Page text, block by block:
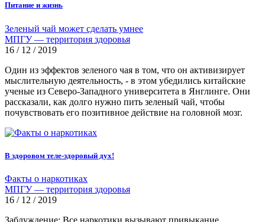
Питание и жизнь
Зеленый чай может сделать умнее
МПГУ — территория здоровья
16 / 12 / 2019
Один из эффектов зеленого чая в том, что он активизирует
мыслительную деятельность, - в этом убедились китайские
ученые из Северо-Западного университета в Янглинге. Они
рассказали, как долго нужно пить зеленый чай, чтобы
почувствовать его позитивное действие на головной мозг.
В здоровом теле-здоровый дух!
Факты о наркотиках
МПГУ — территория здоровья
16 / 12 / 2019
Заблуждение: Все наркотики вызывают привыкание.